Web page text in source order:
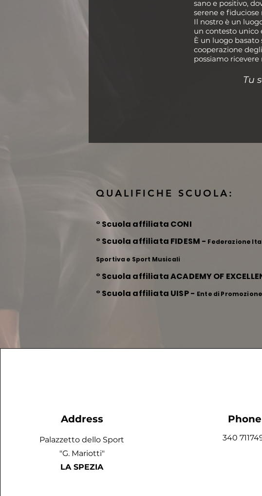
sano e positivo,
serene e
Il nostro è un
un contesto unico
È un luogo basato
cooperazione
possiamo
Tu
QUALIFICHE SCUOLA:
° Scuola affiliata CONI
° Scuola affiliata FIDESM - Federazione
Sportiva e Sport Musicali
° Scuola affiliata ACADEMY OF
° Scuola affiliata UISP- Ente di
Address
Palazzetto dello Sport
"G. Mariotti"
LA SPEZIA
Phone
340